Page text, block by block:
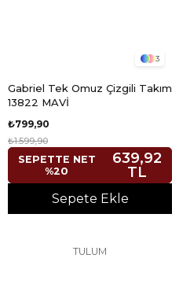
3
Gabriel Tek Omuz Çizgili Takım
13822 MAVİ
₺799,90
₺1.599,90
SEPETTE NET
%20
639,92
TL
Sepete Ekle
TULUM